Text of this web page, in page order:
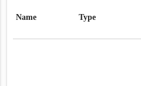
Name Type